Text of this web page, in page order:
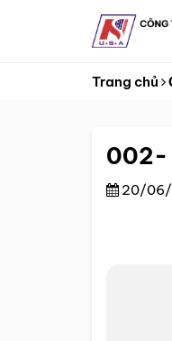
Trang chủ
002-
20/